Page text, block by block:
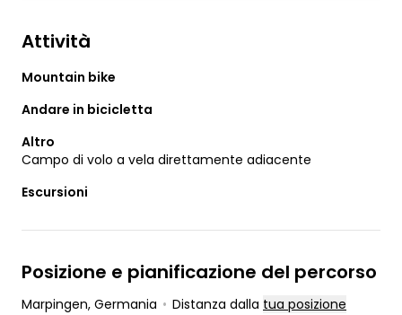
Attività
Mountain bike
Andare in bicicletta
Altro
Campo di volo a vela direttamente adiacente
Escursioni
Posizione e pianificazione del percorso
Marpingen, Germania • Distanza dalla tua posizione